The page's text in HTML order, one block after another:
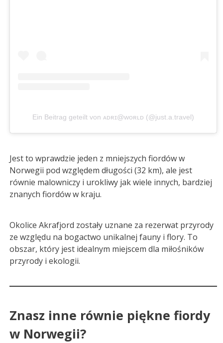
Ein Beitrag geteilt von ᴀᴅʀɪ@ᴡᴏʀʟᴅ (@just.a.travel)
Jest to wprawdzie jeden z mniejszych fiordów w
Norwegii pod względem długości (32 km), ale jest
równie malowniczy i urokliwy jak wiele innych, bardziej
znanych fiordów w kraju.
Okolice Akrafjord zostały uznane za rezerwat przyrody
ze względu na bogactwo unikalnej fauny i flory. To
obszar, który jest idealnym miejscem dla miłośników
przyrody i ekologii.
Znasz inne równie piękne fiordy
w Norwegii?